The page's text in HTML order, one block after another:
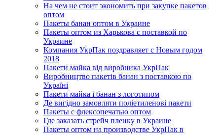
На чем не стоит экономить при закупке пакетов
оптом
Пакеты банан оптом в Украине
Пакеты оптом из Харькова с поставкой по
Украине
Компания УкрПак поздравляет с Новым годом
2018
Пакети майка від виробника УкрПак
Виробництво пакетів банан з поставкою по
Україні
Пакети майка і банан з логотипом
Де вигідно замовляти поліетиленові пакети
Пакеты с флексопечатью оптом
Где заказать стрейч пленку в Украине
Пакеты оптом на производстве УкрПак в